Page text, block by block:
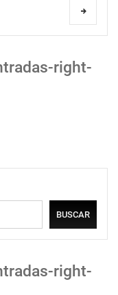
right-
BUSCAR
right-